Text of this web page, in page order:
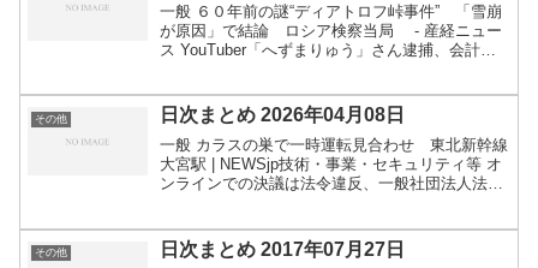
一般 ６０年前の謎“ディアトロフ峠事件” 「雪崩
が原因」で結論 ロシア検察当局 - 産経ニュー
ス YouTuber「へずまりゅう」さん逮捕、会計前
その他 日次まとめ 2026年04月08日
一般 カラスの巣で一時運転見合わせ 東北新幹線
大宮駅 | NEWSjp技術・事業・セキュリティ等 オ
ンラインでの決議は法令違反、一般社団法人法で
イ・...
その他 日次まとめ 2017年07月27日